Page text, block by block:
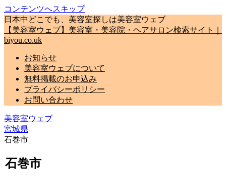
コンテンツへスキップ
日本中どこでも、美容室探しは美容室ウェブ
【美容室ウェブ】美容室・美容院・ヘアサロン検索サイト｜
biyou.co.uk
お知らせ
美容室ウェブについて
無料掲載のお申込み
プライバシーポリシー
お問い合わせ
美容室ウェブ
宮城県
石巻市
石巻市